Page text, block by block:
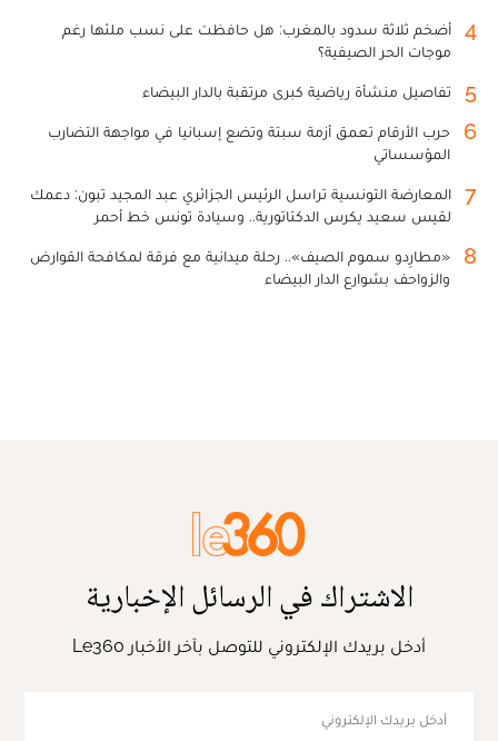
4
أضخم ثلاثة سدود بالمغرب: هل حافظت على نسب ملئها رغم
موجات الحر الصيفية؟
5 تفاصيل منشأة رياضية كبرى مرتقبة بالدار البيضاء
6
حرب الأرقام تعمق أزمة سبتة وتضع إسبانيا في مواجهة التضارب
المؤسساتي
7
المعارضة التونسية تراسل الرئيس الجزائري عبد المجيد تبون: دعمك
لقيس سعيد يكرس الدكتاتورية.. وسيادة تونس خط أحمر
8
«مطارِدو سموم الصيف».. رحلة ميدانية مع فرقة لمكافحة القوارض
والزواحف بشوارع الدار البيضاء
الاشتراك في الرسائل الإخبارية
أدخل بريدك الإلكتروني للتوصل بآخر الأخبار Le360